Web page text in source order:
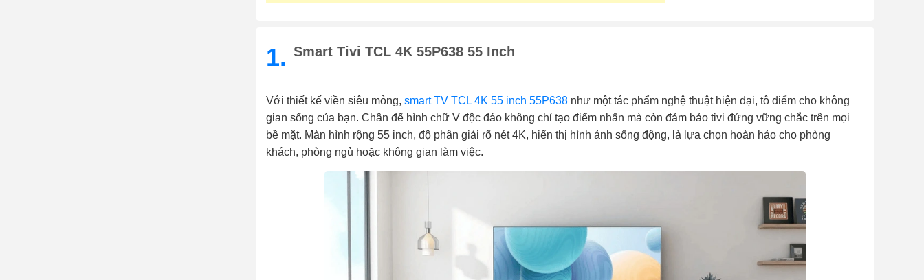
1. Smart Tivi TCL 4K 55P638 55 Inch
Với thiết kế viền siêu mỏng, smart TV TCL 4K 55 inch 55P638 như một tác phẩm nghệ thuật hiện đại, tô điểm cho không
gian sống của bạn. Chân đế hình chữ V độc đáo không chỉ tạo điểm nhấn mà còn đảm bảo tivi đứng vững chắc trên mọi
bề mặt. Màn hình rộng 55 inch, độ phân giải rõ nét 4K, hiển thị hình ảnh sống động, là lựa chọn hoàn hảo cho phòng
khách, phòng ngủ hoặc không gian làm việc.